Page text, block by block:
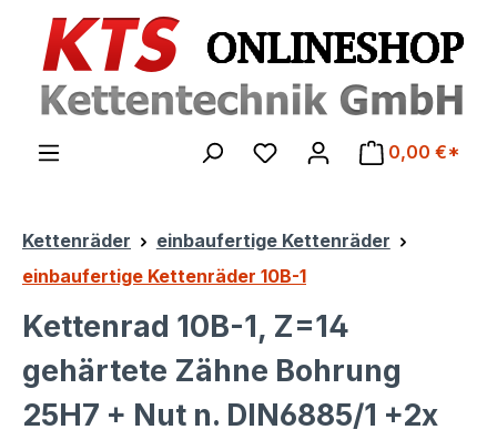
Zum Hauptinhalt springen
0,00 €*
Kettenräder
einbaufertige Kettenräder
einbaufertige Kettenräder 10B-1
Kettenrad 10B-1, Z=14
gehärtete Zähne Bohrung
25H7 + Nut n. DIN6885/1 +2x